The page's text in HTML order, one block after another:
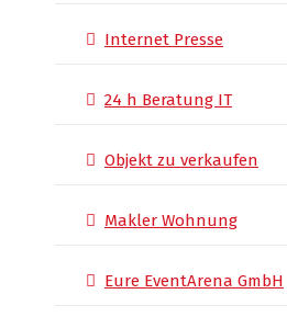
Internet Presse
24 h Beratung IT
Objekt zu verkaufen
Makler Wohnung
Eure EventArena GmbH